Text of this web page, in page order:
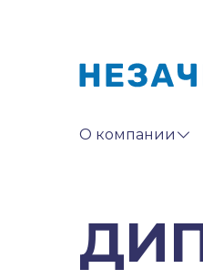
О компании